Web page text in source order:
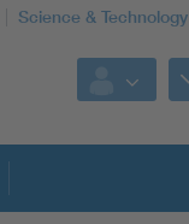
Science & Technology